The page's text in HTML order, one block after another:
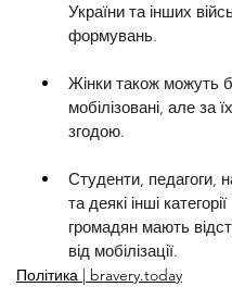
України та інших
формувань.
Жінки також можуть
мобілізовані, але за
згодою.
Студенти, педагоги,
та деякі інші категорії
громадян мають
від мобілізації.
Політика | bravery.today